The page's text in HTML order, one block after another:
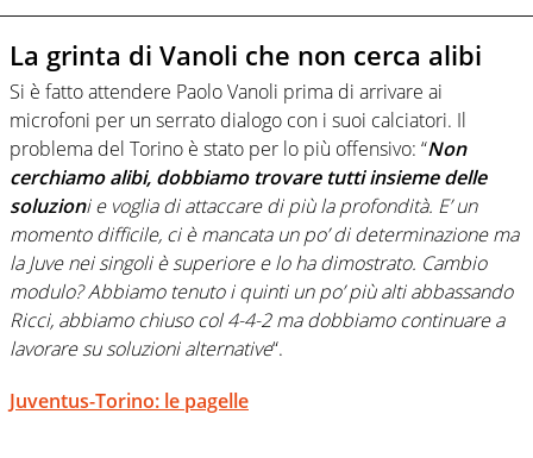
La grinta di Vanoli che non cerca alibi
Si è fatto attendere Paolo Vanoli prima di arrivare ai
microfoni per un serrato dialogo con i suoi calciatori. Il
problema del Torino è stato per lo più offensivo: “Non
cerchiamo alibi, dobbiamo trovare tutti insieme delle
soluzioni e voglia di attaccare di più la profondità. E’ un
momento difficile, ci è mancata un po’ di determinazione ma
la Juve nei singoli è superiore e lo ha dimostrato. Cambio
modulo? Abbiamo tenuto i quinti un po’ più alti abbassando
Ricci, abbiamo chiuso col 4-4-2 ma dobbiamo continuare a
lavorare su soluzioni alternative“.
Juventus-Torino: le pagelle